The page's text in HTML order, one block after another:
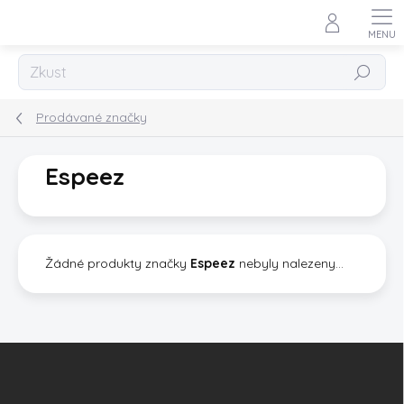
Hledat
Prodávané značky
Espeez
Žádné produkty značky Espeez nebyly nalezeny...